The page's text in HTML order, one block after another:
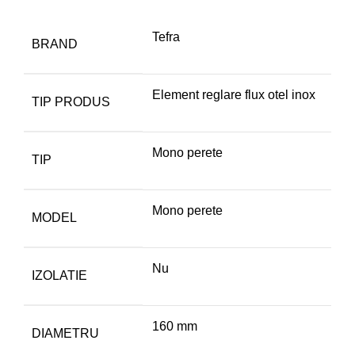
BRAND
Tefra
TIP PRODUS
Element reglare flux otel inox
TIP
Mono perete
MODEL
Mono perete
IZOLATIE
Nu
DIAMETRU
160 mm